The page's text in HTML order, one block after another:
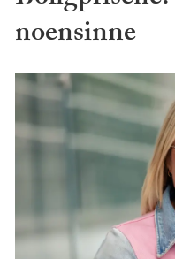
noensinne